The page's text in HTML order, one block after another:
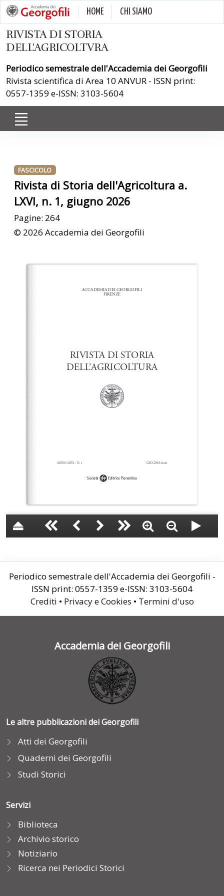
HOME CHI SIAMO
RIVISTA DI STORIA
DELL'AGRICOLTVRA
Periodico semestrale dell'Accademia dei Georgofili
Rivista scientifica di Area 10 ANVUR - ISSN print:
0557-1359 e-ISSN: 3103-5604
FASCICOLO
Rivista di Storia dell'Agricoltura a.
LXVI, n. 1, giugno 2026
Pagine: 264
© 2026 Accademia dei Georgofili
Periodico semestrale dell'Accademia dei Georgofili -
ISSN print: 0557-1359 e-ISSN: 3103-5604
Crediti • Privacy e Cookies • Termini d'uso
Accademia dei Georgofili
Le altre pubblicazioni dei Georgofili
Atti dei Georgofili
Quaderni dei Georgofili
Studi Storici
Servizi
Biblioteca
Archivio storico
Notiziario
Ricerca nei Periodici Storici